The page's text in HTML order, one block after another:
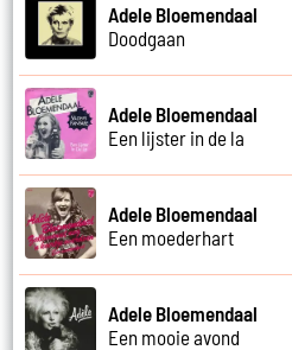
Adele Bloemendaal
Doodgaan
Adele Bloemendaal
Een lijster in de la
Adele Bloemendaal
Een moederhart
Adele Bloemendaal
Een mooie avond